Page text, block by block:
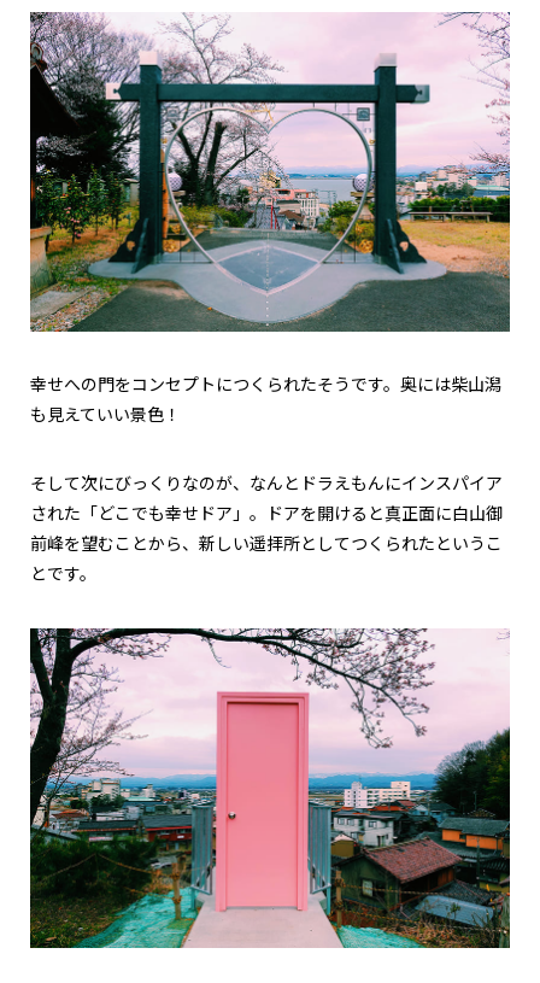
幸せへの門をコンセプトにつくられたそうです。奥には柴山潟
も見えていい景色！
そして次にびっくりなのが、なんとドラえもんにインスパイア
された「どこでも幸せドア」。ドアを開けると真正面に白山御
前峰を望むことから、新しい遥拝所としてつくられたというこ
とです。